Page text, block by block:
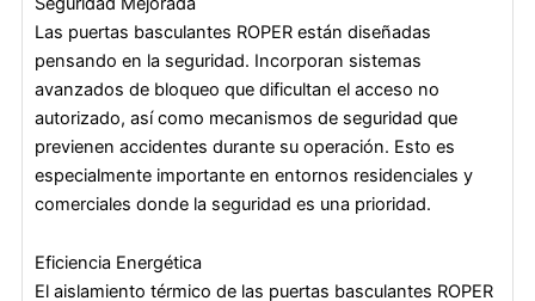
Las puertas basculantes ROPER están diseñadas
pensando en la seguridad. Incorporan sistemas
avanzados de bloqueo que dificultan el acceso no
autorizado, así como mecanismos de seguridad que
previenen accidentes durante su operación. Esto es
especialmente importante en entornos residenciales y
comerciales donde la seguridad es una prioridad.
Eficiencia Energética
El aislamiento térmico de las puertas basculantes ROPER